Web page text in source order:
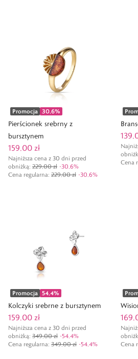
Promocja 30,6%
Pierścionek srebrny z
bursztynem
159,00 zł
Najniższa cena z 30 dni przed
obniżką: 229,00 zł -30,6%
Cena regularna: 229,00 zł -30,6%
Cena
Promocja 54,4%
Kolczyki srebrne z bursztynem
159,00 zł
Najniższa cena z 30 dni przed
obniżką: 349,00 zł -54,4%
Cena regularna: 349,00 zł -54,4%
Cena